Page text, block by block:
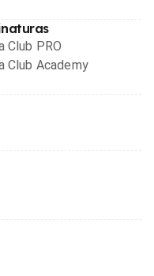
Club PRO
Club Academy